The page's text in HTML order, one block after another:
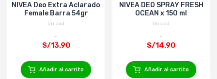
NIVEA Deo Extra Aclarado
Female Barra 54gr
Unidad
S/13.90
Añadir al carrito
NIVEA DEO SPRAY FRESH
OCEAN x 150 ml
Unidad
S/14.90
Añadir al carrito